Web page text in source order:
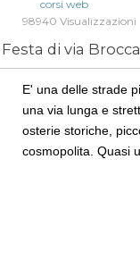
corsi web
98940 Visualizzazioni
Festa di via
E' una delle strade
una via lunga e
osterie storiche,
cosmopolita. Quasi